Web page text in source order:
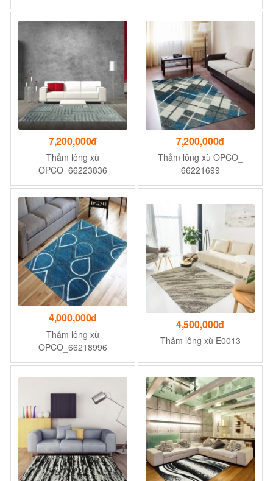
7,200,000đ
Thảm lông xù
OPCO_66223836
7,200,000đ
Thảm lông xù OPCO_
66221699
4,000,000đ
Thảm lông xù
OPCO_66218996
4,500,000đ
Thảm lông xù E0013